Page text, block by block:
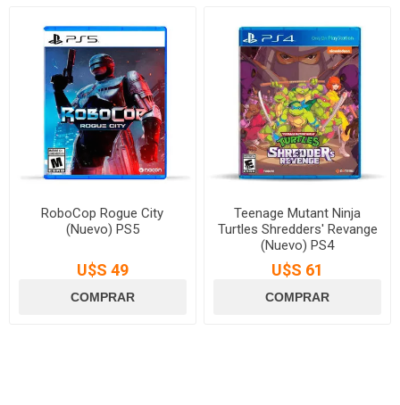
RoboCop Rogue City
(Nuevo) PS5
U$S 49
Teenage Mutant Ninja
Turtles Shredders' Revange
(Nuevo) PS4
U$S 61